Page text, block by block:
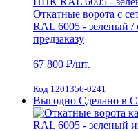
Откатные ворота с
RAL 6005 - зеленый /
предзаказу
67 800 ₽/шт.
Код 1201356-0241
Выгодно Сделано в